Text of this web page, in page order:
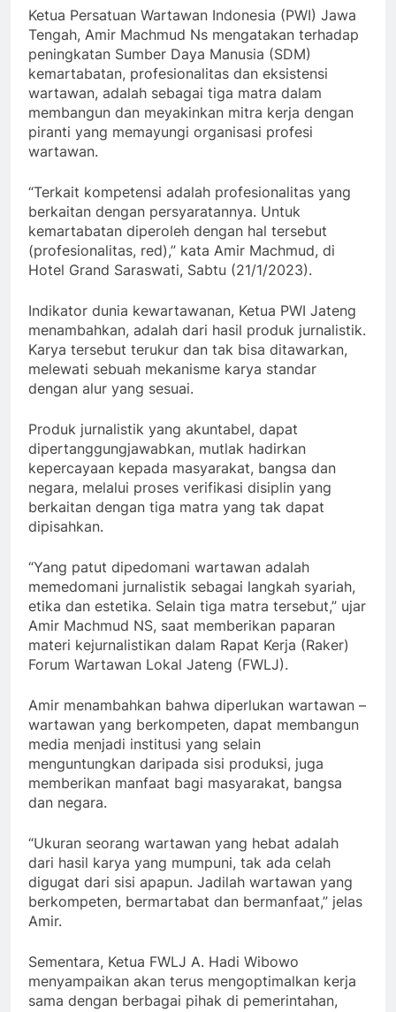
Ketua Persatuan Wartawan Indonesia (PWI) Jawa
Tengah, Amir Machmud Ns mengatakan terhadap
peningkatan Sumber Daya Manusia (SDM)
kemartabatan, profesionalitas dan eksistensi
wartawan, adalah sebagai tiga matra dalam
membangun dan meyakinkan mitra kerja dengan
piranti yang memayungi organisasi profesi
wartawan.
“Terkait kompetensi adalah profesionalitas yang
berkaitan dengan persyaratannya. Untuk
kemartabatan diperoleh dengan hal tersebut
(profesionalitas, red),” kata Amir Machmud, di
Hotel Grand Saraswati, Sabtu (21/1/2023).
Indikator dunia kewartawanan, Ketua PWI Jateng
menambahkan, adalah dari hasil produk jurnalistik.
Karya tersebut terukur dan tak bisa ditawarkan,
melewati sebuah mekanisme karya standar
dengan alur yang sesuai.
Produk jurnalistik yang akuntabel, dapat
dipertanggungjawabkan, mutlak hadirkan
kepercayaan kepada masyarakat, bangsa dan
negara, melalui proses verifikasi disiplin yang
berkaitan dengan tiga matra yang tak dapat
dipisahkan.
“Yang patut dipedomani wartawan adalah
memedomani jurnalistik sebagai langkah syariah,
etika dan estetika. Selain tiga matra tersebut,” ujar
Amir Machmud NS, saat memberikan paparan
materi kejurnalistikan dalam Rapat Kerja (Raker)
Forum Wartawan Lokal Jateng (FWLJ).
Amir menambahkan bahwa diperlukan wartawan –
wartawan yang berkompeten, dapat membangun
media menjadi institusi yang selain
menguntungkan daripada sisi produksi, juga
memberikan manfaat bagi masyarakat, bangsa
dan negara.
“Ukuran seorang wartawan yang hebat adalah
dari hasil karya yang mumpuni, tak ada celah
digugat dari sisi apapun. Jadilah wartawan yang
berkompeten, bermartabat dan bermanfaat,” jelas
Amir.
Sementara, Ketua FWLJ A. Hadi Wibowo
menyampaikan akan terus mengoptimalkan kerja
sama dengan berbagai pihak di pemerintahan,